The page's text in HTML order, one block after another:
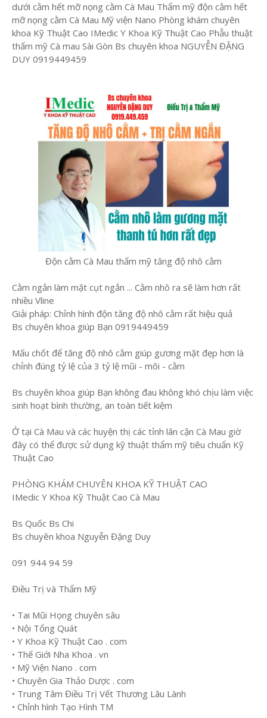
dưới cằm hết mỡ nọng cằm Cà Mau Thẩm mỹ độn cằm hết
mỡ nọng cằm Cà Mau Mỹ viện Nano Phòng khám chuyên
khoa Kỹ Thuật Cao IMedic Y Khoa Kỹ Thuật Cao Phẫu thuật
thẩm mỹ Cà mau Sài Gòn Bs chuyên khoa NGUYỄN ĐẶNG
DUY 0919449459
Độn cằm Cà Mau thẩm mỹ tăng độ nhô cằm
Cằm ngắn làm mặt cụt ngắn ... Cằm nhô ra sẽ làm hơn rất
nhiều Vline
Giải pháp: Chỉnh hình độn tăng độ nhô cằm rất hiệu quả
Bs chuyên khoa giúp Bạn 0919449459
Mấu chốt để tăng độ nhô cằm giúp gương mặt đẹp hơn là
chỉnh đúng tỷ lệ của 3 tỷ lệ mũi - môi - cằm
Bs chuyên khoa giúp Bạn không đau không khó chịu làm việc
sinh hoạt bình thường, an toàn tiết kiệm
Ở tại Cà Mau và các huyện thị các tỉnh lân cận Cà Mau giờ
đây có thể được sử dụng kỹ thuật thẩm mỹ tiêu chuẩn Kỹ
Thuật Cao
PHÒNG KHÁM CHUYÊN KHOA KỸ THUẬT CAO
IMedic Y Khoa Kỹ Thuật Cao Cà Mau
Bs Quốc Bs Chi
Bs chuyên khoa Nguyễn Đặng Duy
091 944 94 59
Điều Trị và Thẩm Mỹ
• Tai Mũi Họng chuyên sâu
• Nội Tổng Quát
• Y Khoa Kỹ Thuật Cao . com
• Thế Giới Nha Khoa . vn
• Mỹ Viện Nano . com
• Chuyên Gia Thảo Dược . com
• Trung Tâm Điều Trị Vết Thương Lâu Lành
• Chỉnh hình Tạo Hình TM